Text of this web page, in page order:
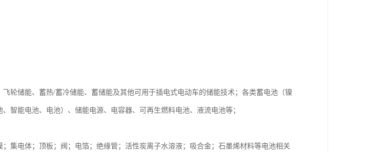
轮储能、蓄热/蓄冷储能、蓄储能及其他可用于插电式电动车的储能技术；各类蓄电池（镍
智能电池、电池）、储能电源、电容器、可再生燃料电池、液流电池等；
集电体；顶板；阀；电箔；绝缘管；活性炭离子水溶液；吸合金；石墨烯材料等电池相关